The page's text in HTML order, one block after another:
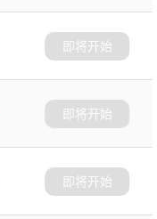
即将开始
即将开始
即将开始